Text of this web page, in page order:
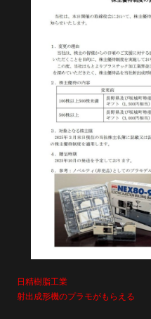
日精樹脂工業
射出成形機のプラモがもらえる